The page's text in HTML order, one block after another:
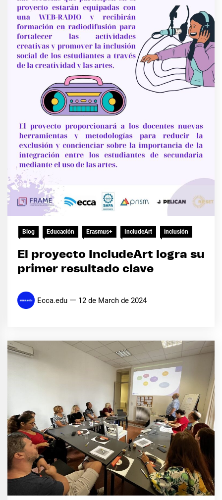
Blog Educación Erasmus+ IncludeArt inclusión
El proyecto IncludeArt logra su
primer resultado clave
Ecca.edu 12 de March de 2024